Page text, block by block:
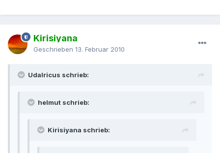
Kirisiyana
Geschrieben 13. Februar 2010
Udalricus schrieb:
helmut schrieb:
Kirisiyana schrieb: